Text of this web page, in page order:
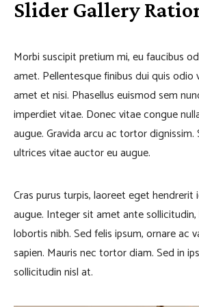
Slider Gallery
Morbi suscipit pretium mi, eu faucibus
amet. Pellentesque finibus dui quis odio
amet et nisi. Phasellus euismod sem
imperdiet vitae. Donec vitae congue
augue. Gravida arcu ac tortor dignissim.
ultrices vitae auctor eu augue.
Cras purus turpis, laoreet eget
augue. Integer sit amet ante
lobortis nibh. Sed felis ipsum, ornare ac
sapien. Mauris nec tortor diam. Sed in
sollicitudin nisl at.